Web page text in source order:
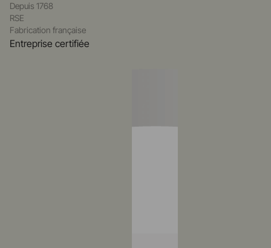
Depuis 1768
RSE
Fabrication française
Entreprise certifiée